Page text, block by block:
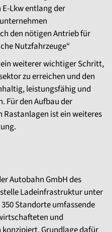
Lkw entlang der
den nötigen Antrieb für
Nutzfahrzeuge“
weiterer wichtiger Schritt,
zu erreichen und den
leistungsfähig und
Für den Aufbau der
ist ein weiteres
Autobahn GmbH des
Ladeinfrastruktur unter
Standorte umfassende
und